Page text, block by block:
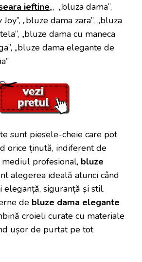
ieftine„, „bluza dama”,
Joy”, „bluze dama zara”, „bluza
„bluze dama cu maneca
„bluze dama elegante de
sunt piesele-cheie care pot
orice ținută, indiferent de
profesional, bluze
alegerea ideală atunci când
eleganță, siguranță și stil.
de bluze dama elegante
croieli curate cu materiale
ușor de purtat pe tot